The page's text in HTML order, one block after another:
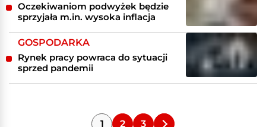
Oczekiwaniom podwyżek będzie
sprzyjała m.in. wysoka inflacja
GOSPODARKA
Rynek pracy powraca do sytuacji
sprzed pandemii
1 2 3